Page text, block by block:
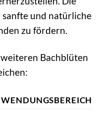
und natürliche
zu fördern.
Bachblüten